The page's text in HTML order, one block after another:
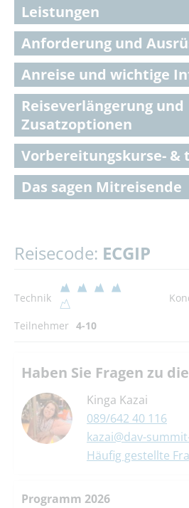
Leistungen
Anforderung und
Anreise und wichtige
Reiseverlängerung und
Zusatzoptionen
Vorbereitungskurse- &
Das sagen Mitreisende
Reisecode: ECGIP
Technik
Teilnehmer 4-10
Haben Sie Fragen zu
Kinga Kazai
089/642 40 116
kazai@dav-
Häufig gestellte
Programm 2026